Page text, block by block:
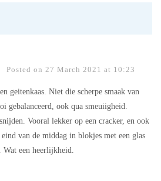
Posted on 27 March 2021 at 10:23
geitenkaas. Niet die scherpe smaak van
gebalanceerd, ook qua smeuiigheid.
Vooral lekker op een cracker, en ook
van de middag in blokjes met een glas
Wat een heerlijkheid.